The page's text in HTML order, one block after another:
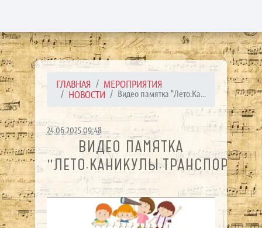
ГЛАВНАЯ
МЕРОПРИЯТИЯ
НОВОСТИ
Видео памятка "Лето.Ка...
24.06.2025 09:48
ВИДЕО ПАМЯТКА
"ЛЕТО.КАНИКУЛЫ.ТРАНСПОРТ".